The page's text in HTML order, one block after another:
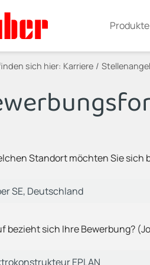
Produkte
sich hier: Karriere
Standort möchten Sie sich
bezieht sich Ihre Bewerbung?